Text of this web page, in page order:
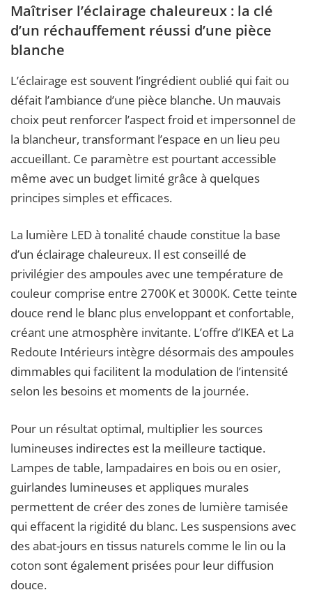
Maîtriser l’éclairage chaleureux : la clé
d’un réchauffement réussi d’une pièce
blanche
L’éclairage est souvent l’ingrédient oublié qui fait ou
défait l’ambiance d’une pièce blanche. Un mauvais
choix peut renforcer l’aspect froid et impersonnel de
la blancheur, transformant l’espace en un lieu peu
accueillant. Ce paramètre est pourtant accessible
même avec un budget limité grâce à quelques
principes simples et efficaces.
La lumière LED à tonalité chaude constitue la base
d’un éclairage chaleureux. Il est conseillé de
privilégier des ampoules avec une température de
couleur comprise entre 2700K et 3000K. Cette teinte
douce rend le blanc plus enveloppant et confortable,
créant une atmosphère invitante. L’offre d’IKEA et La
Redoute Intérieurs intègre désormais des ampoules
dimmables qui facilitent la modulation de l’intensité
selon les besoins et moments de la journée.
Pour un résultat optimal, multiplier les sources
lumineuses indirectes est la meilleure tactique.
Lampes de table, lampadaires en bois ou en osier,
guirlandes lumineuses et appliques murales
permettent de créer des zones de lumière tamisée
qui effacent la rigidité du blanc. Les suspensions avec
des abat-jours en tissus naturels comme le lin ou la
coton sont également prisées pour leur diffusion
douce.